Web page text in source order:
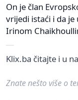
On je član
vrijedi istaći i da
Irinom
Klix.ba čitajte i u
Znate nešto više o